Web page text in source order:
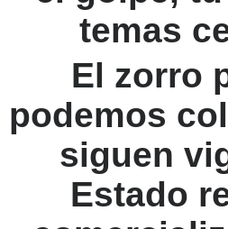
temas
El zorro
podemos
siguen
Estado